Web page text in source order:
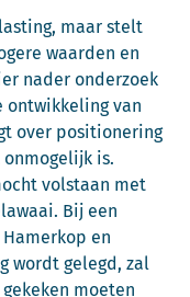
maar stelt
waarden en
nader onderzoek
ontwikkeling van
over positionering
is.
volstaan met
Bij een
en
wordt gelegd, zal
moeten